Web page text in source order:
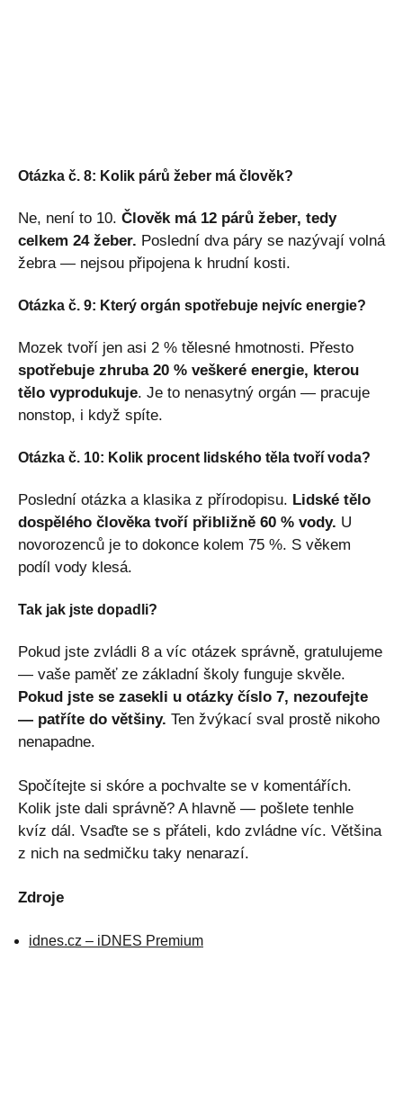
Otázka č. 8: Kolik párů žeber má člověk?
Ne, není to 10. Člověk má 12 párů žeber, tedy
celkem 24 žeber. Poslední dva páry se nazývají volná
žebra — nejsou připojena k hrudní kosti.
Otázka č. 9: Který orgán spotřebuje nejvíc energie?
Mozek tvoří jen asi 2 % tělesné hmotnosti. Přesto
spotřebuje zhruba 20 % veškeré energie, kterou
tělo vyprodukuje. Je to nenasytný orgán — pracuje
nonstop, i když spíte.
Otázka č. 10: Kolik procent lidského těla tvoří voda?
Poslední otázka a klasika z přírodopisu. Lidské tělo
dospělého člověka tvoří přibližně 60 % vody. U
novorozenců je to dokonce kolem 75 %. S věkem
podíl vody klesá.
Tak jak jste dopadli?
Pokud jste zvládli 8 a víc otázek správně, gratulujeme
— vaše paměť ze základní školy funguje skvěle.
Pokud jste se zasekli u otázky číslo 7, nezoufejte
— patříte do většiny. Ten žvýkací sval prostě nikoho
nenapadne.
Spočítejte si skóre a pochvalte se v komentářích.
Kolik jste dali správně? A hlavně — pošlete tenhle
kvíz dál. Vsaďte se s přáteli, kdo zvládne víc. Většina
z nich na sedmičku taky nenarazí.
Zdroje
idnes.cz – iDNES Premium